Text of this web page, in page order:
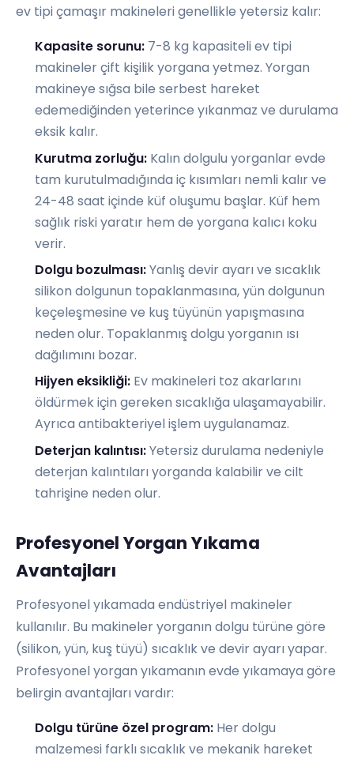
ev tipi çamaşır makineleri genellikle yetersiz kalır:
Kapasite sorunu: 7-8 kg kapasiteli ev tipi
makineler çift kişilik yorgana yetmez. Yorgan
makineye sığsa bile serbest hareket
edemediğinden yeterince yıkanmaz ve durulama
eksik kalır.
Kurutma zorluğu: Kalın dolgulu yorganlar evde
tam kurutulmadığında iç kısımları nemli kalır ve
24-48 saat içinde küf oluşumu başlar. Küf hem
sağlık riski yaratır hem de yorgana kalıcı koku
verir.
Dolgu bozulması:Yanlış devir ayarı ve sıcaklık
silikon dolgunun topaklanmasına, yün dolgunun
keçeleşmesine ve kuş tüyünün yapışmasına
neden olur. Topaklanmış dolgu yorganın ısı
dağılımını bozar.
Hijyen eksikliği: Ev makineleri toz akarlarını
öldürmek için gereken sıcaklığa ulaşamayabilir.
Ayrıca antibakteriyel işlem uygulanamaz.
Deterjan kalıntısı:Yetersiz durulama nedeniyle
deterjan kalıntıları yorganda kalabilir ve cilt
tahrişine neden olur.
Profesyonel Yorgan Yıkama
Avantajları
Profesyonel yıkamada endüstriyel makineler
kullanılır. Bu makineler yorganın dolgu türüne göre
(silikon, yün, kuş tüyü) sıcaklık ve devir ayarı yapar.
Profesyonel yorgan yıkamanın evde yıkamaya göre
belirgin avantajları vardır:
Dolgu türüne özel program: Her dolgu
malzemesi farklı sıcaklık ve mekanik hareket